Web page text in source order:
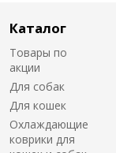
Каталог
Товары по
акции
Для собак
Для кошек
Охлаждающие
коврики для